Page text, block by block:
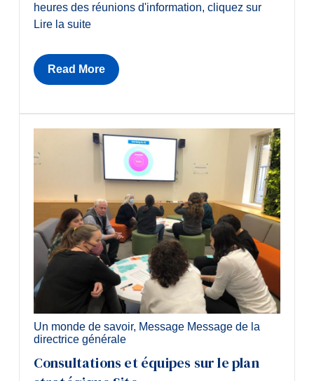
heures des réunions d'information, cliquez sur
Lire la suite
Read More
Un monde de savoir, Message Message de la
directrice générale
Consultations et équipes sur le plan